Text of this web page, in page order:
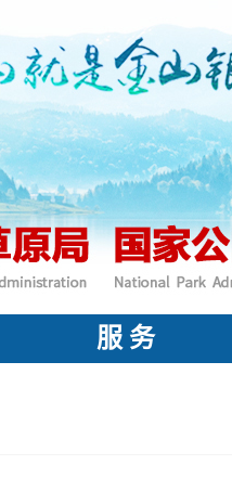
服 务